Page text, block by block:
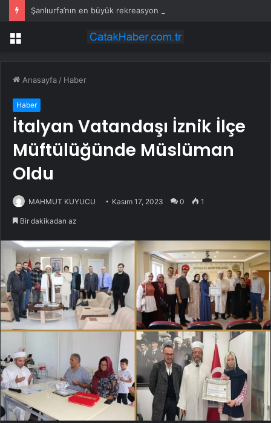
Menü
Anasayfa / Haber
Haber
İtalyan Vatandaşı İznik İlçe
Müftülüğünde Müslüman
Oldu
MAHMUT KUYUCU Kasım 17, 2023 0 1
Bir dakikadan az